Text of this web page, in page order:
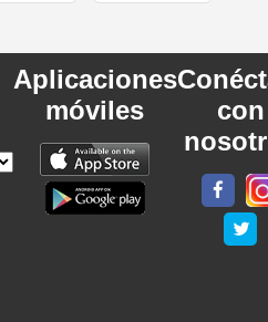
Aplicaciones
móviles
con